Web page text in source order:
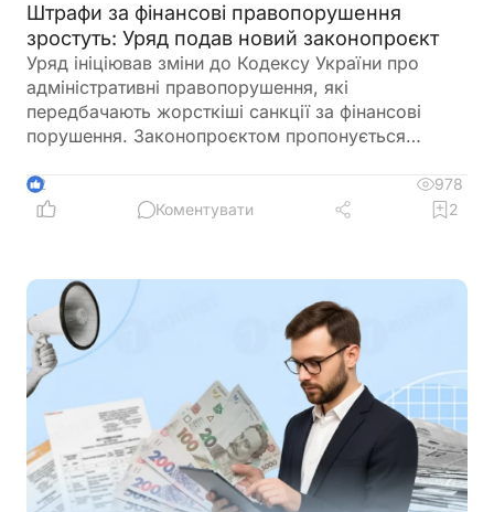
Штрафи за фінансові правопорушення
зростуть: Уряд подав новий законопроєкт
Уряд ініціював зміни до Кодексу України про
адміністративні правопорушення, які
передбачають жорсткіші санкції за фінансові
порушення. Законопроєктом пропонується
відповідальності, так і розміри штрафів від 850 до
1190 грн, а за повторне правопорушення
2
978
Коментувати
2